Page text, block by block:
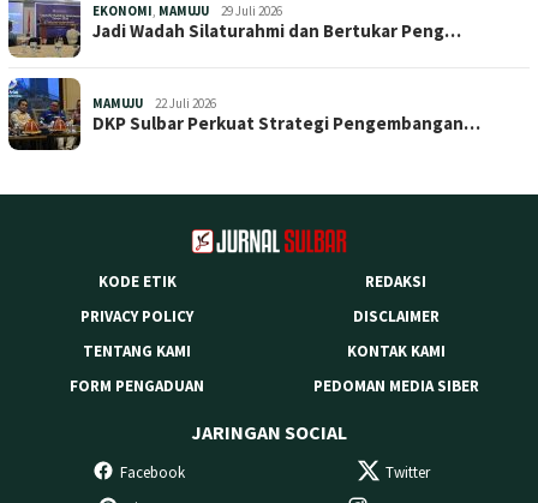
EKONOMI MAMUJU 29 Juli 2026
Jadi Wadah Silaturahmi dan Bertukar Peng…
MAMUJU 22 Juli 2026
DKP Sulbar Perkuat Strategi Pengembangan…
KODE ETIK
REDAKSI
PRIVACY POLICY
DISCLAIMER
TENTANG KAMI
KONTAK KAMI
FORM PENGADUAN
PEDOMAN MEDIA SIBER
JARINGAN SOCIAL
Facebook
Twitter